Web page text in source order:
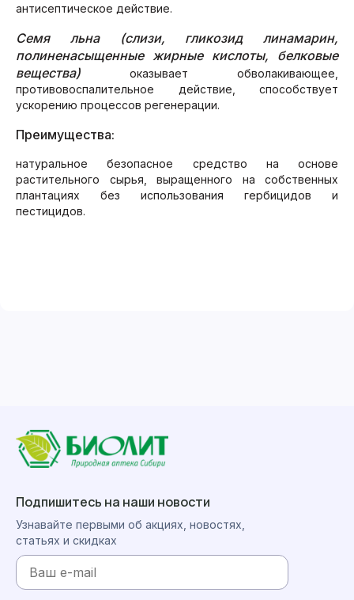
антисептическое действие.
Семя льна (слизи, гликозид линамарин,
полиненасыщенные жирные кислоты, белковые
вещества) оказывает обволакивающее,
противовоспалительное действие, способствует
ускорению процессов регенерации.
Преимущества:
натуральное безопасное средство на основе
растительного сырья, выращенного на собственных
плантациях без использования гербицидов и
пестицидов.
Подпишитесь на наши новости
Узнавайте первыми об акциях, новостях,
статьях и скидках